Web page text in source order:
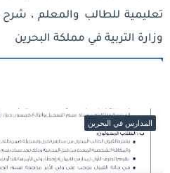
تعليمية للطالب والمعلم ،
وزارة التربية في مملكة البحرين
المدارس في البحرين